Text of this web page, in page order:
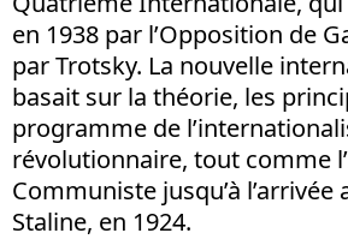
en 1938 par l’Opposition de
par Trotsky. La nouvelle
basait sur la théorie, les
programme de
révolutionnaire, tout comme
Communiste jusqu’à
Staline, en 1924.